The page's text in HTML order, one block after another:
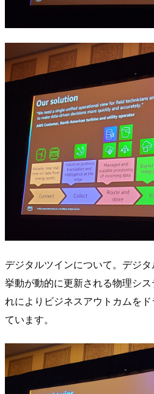
デジタルツインについて。デジタ
挙動が動的に更新される物理シ
れによりビジネスアウトカムを
ています。